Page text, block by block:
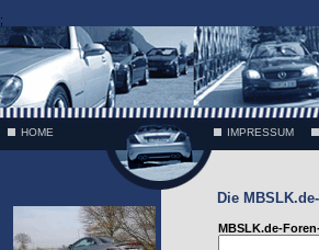
;
HOME IMPRESSUM
Die
MBSLK.de-